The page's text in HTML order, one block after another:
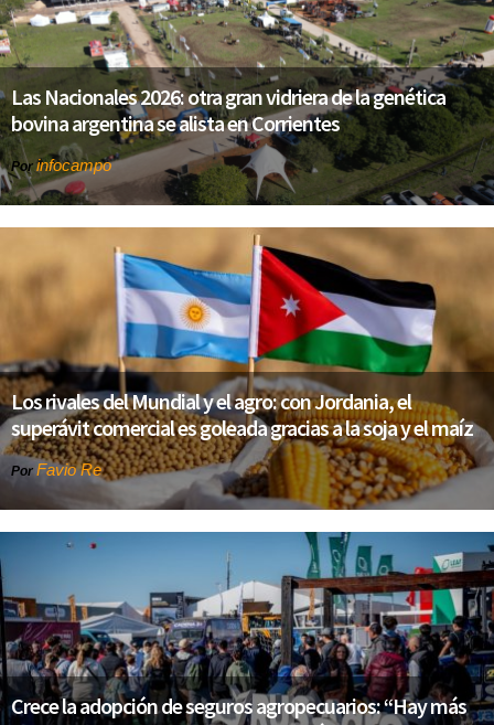
Las Nacionales 2026: otra gran vidriera de la genética
bovina argentina se alista en Corrientes
Por infocampo
Los rivales del Mundial y el agro: con Jordania, el
superávit comercial es goleada gracias a la soja y el maíz
Por Favio Re
Crece la adopción de seguros agropecuarios: “Hay más